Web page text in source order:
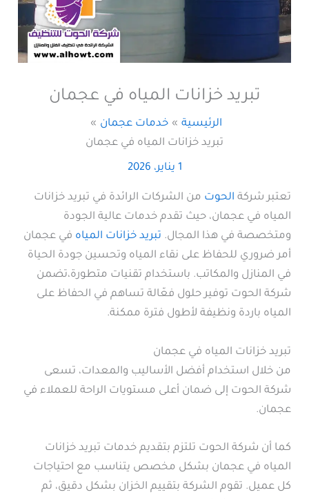
تبريد خزانات المياه في عجمان
الرئيسية
خدمات عجمان
تبريد خزانات المياه في عجمان
1 يناير، 2026
تعتبر شركة الحوت من الشركات الرائدة في تبريد خزانات
المياه في عجمان، حيث تقدم خدمات عالية الجودة
ومتخصصة في هذا المجال. تبريد خزانات المياه في عجمان
أمر ضروري للحفاظ على نقاء المياه وتحسين جودة الحياة
في المنازل والمكاتب. باستخدام تقنيات متطورة،تضمن
شركة الحوت توفير حلول فعّالة تساهم في الحفاظ على
المياه باردة ونظيفة لأطول فترة ممكنة.
تبريد خزانات المياه في عجمان
من خلال استخدام أفضل الأساليب والمعدات، تسعى
شركة الحوت إلى ضمان أعلى مستويات الراحة للعملاء في
عجمان.
كما أن شركة الحوت تلتزم بتقديم خدمات تبريد خزانات
المياه في عجمان بشكل مخصص يتناسب مع احتياجات
كل عميل. تقوم الشركة بتقييم الخزان بشكل دقيق، ثم